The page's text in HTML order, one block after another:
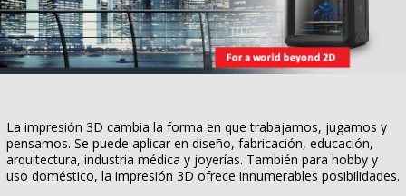
La impresión 3D cambia la forma en que trabajamos, jugamos y
pensamos. Se puede aplicar en diseño, fabricación, educación,
arquitectura, industria médica y joyerías. También para hobby y
uso doméstico, la impresión 3D ofrece innumerables posibilidades.